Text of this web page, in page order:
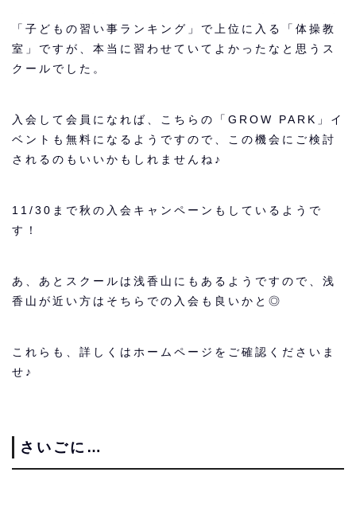
「子どもの習い事ランキング」で上位に入る「体操教
室」ですが、本当に習わせていてよかったなと思うス
クールでした。
入会して会員になれば、こちらの「GROW PARK」イ
ベントも無料になるようですので、この機会にご検討
されるのもいいかもしれませんね♪
11/30 まで秋の入会キャンペー ンもしているようで
す！
あ、あとスクールは浅香山にもあるようですので、浅
香山が近い方はそちらでの入会も良いかと◎
これらも、詳しくはホームページをご確認くださいま
せ♪
さいごに…